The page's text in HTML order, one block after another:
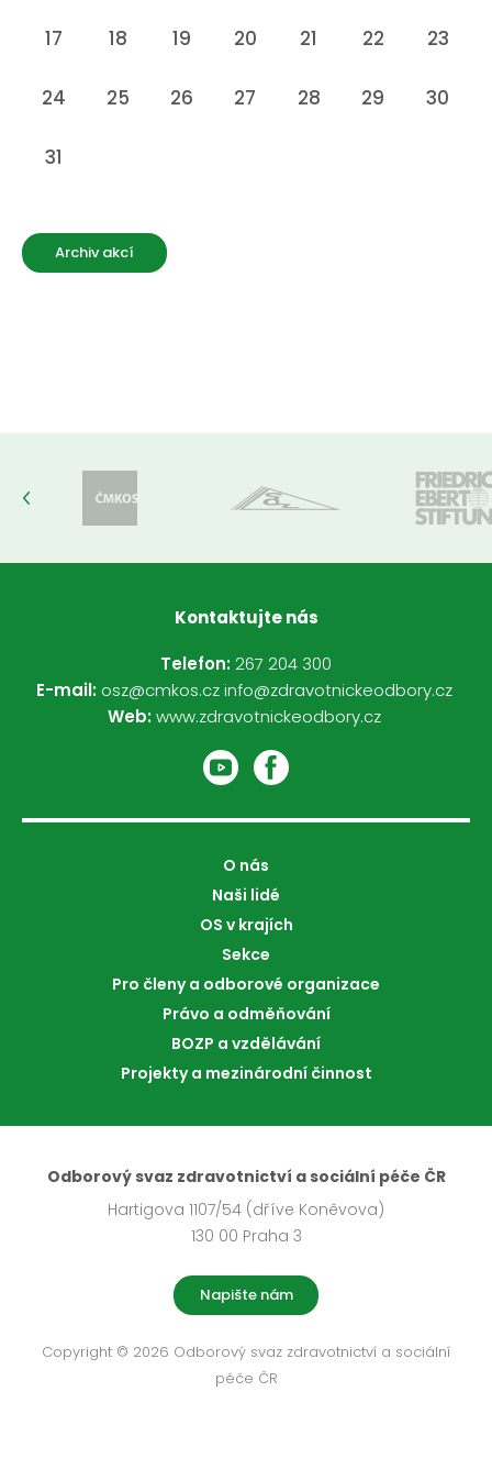
17 18 19 20 21 22 23
24 25 26 27 28 29 30
31
Archiv akcí
Kontaktujte nás
Telefon: 267 204 300
E-mail: osz@cmkos.cz info@zdravotnickeodbory.cz
Web:www.zdravotnickeodbory.cz
O nás
Naši lidé
OS v krajích
Sekce
Pro členy a odborové organizace
Právo a odměňování
BOZP a vzdělávání
Projekty a mezinárodní činnost
Odborový svaz zdravotnictví a sociální péče ČR
Hartigova 1107/54 (dříve Koněvova)
130 00 Praha 3
Napište nám
Copyright © 2026 Odborový svaz zdravotnictví a sociální
péče ČR